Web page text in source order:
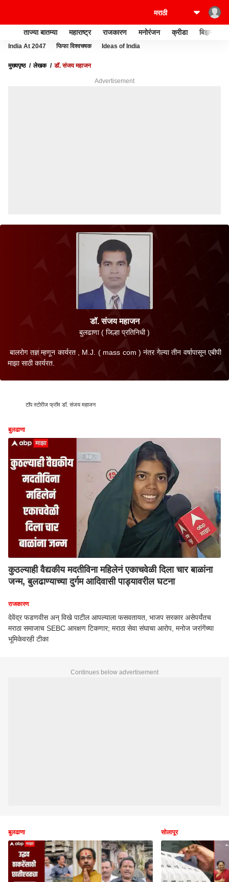
ताज्या बातम्या महाराष्ट्र राजकारण मनोरंजन क्रीडा बिझनेस
India At 2047 फिफा विश्वचषक Ideas of India
मुख्यपृष्ठ लेखक डॉ. संजय महाजन
Advertisement
डॉ. संजय महाजन
बुलढाणा ( जिल्हा प्रतिनिधी )
बालरोग तज्ञ म्हणून कार्यरत , M.J. ( mass com ) नंतर गेल्या तीन वर्षापासून एबीपी
माझा साठी कार्यरत.
टॉप स्टोरीज फ्रॉम डॉ. संजय महाजन
बुलढाणा
कुठल्याही वैद्यकीय मदतीविना महिलेनं एकाचवेळी दिला चार बाळांना
जन्म, बुलढाण्याच्या दुर्गम आदिवासी पाड्यावरील घटना
राजकारण
देवेंद्र फडणवीस अन् विखे पाटील आपल्याला फसवतायत, भाजप सरकार असेपर्यंतच
मराठा समाजाच SEBC आरक्षण टिकणार; मराठा सेवा संघाचा आरोप, मनोज जरांगेंच्या
भूमिकेवरही टीका
Continues below advertisement
सोलापूर राजकारण